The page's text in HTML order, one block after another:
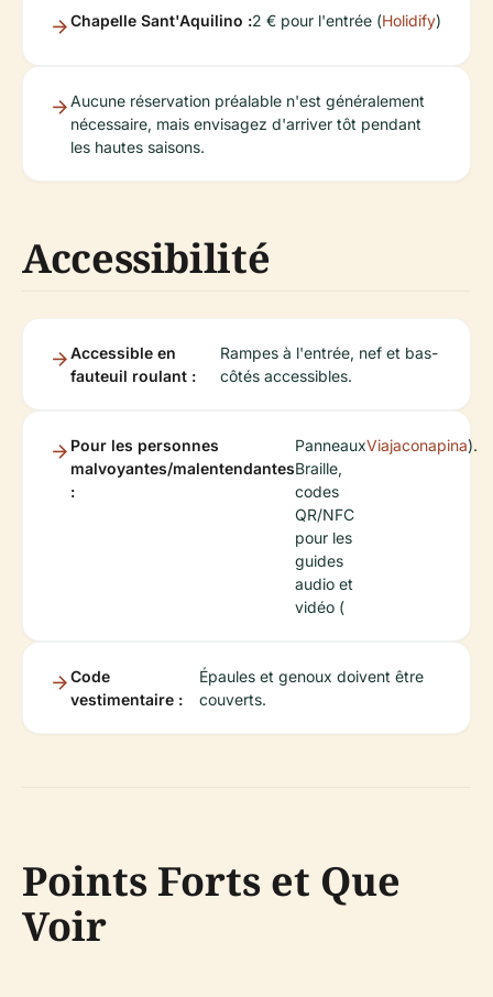
Chapelle Sant'Aquilino :2 € pour l'entrée (Holidify)
Aucune réservation préalable n'est généralement
nécessaire, mais envisagez d'arriver tôt pendant
les hautes saisons.
Accessibilité
Accessible en
fauteuil roulant :
Rampes à l'entrée, nef et bas-
côtés accessibles.
Pour les personnes
malvoyantes/malentendantes
:
Panneaux
Braille,
codes
QR/NFC
pour les
guides
audio et
vidéo (
Viajaconapina).
Code
vestimentaire :
Épaules et genoux doivent être
couverts.
Points Forts et Que
Voir